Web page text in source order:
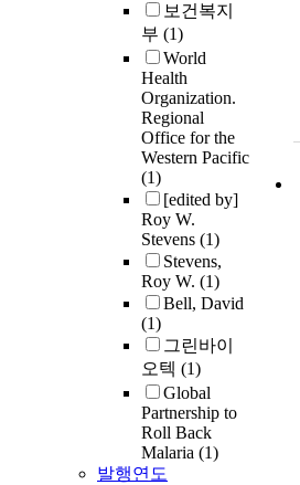
보건복지
부 (1)
World
Health
Organization.
Regional
Office for the
Western Pacific
(1)
[edited by]
Roy W.
Stevens (1)
Stevens,
Roy W. (1)
Bell, David
(1)
그린바이
오텍 (1)
Global
Partnership to
Roll Back
Malaria (1)
발행연도